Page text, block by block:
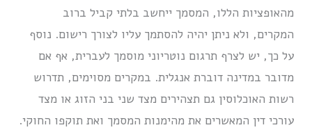
מהאופציות הללו, המסמך ייחשב בלתי קביל ברוב
המקרים, ולא ניתן יהיה להסתמך עליו לצורך רישום. נוסף
על כך, יש לצרף תרגום נוטריוני מוסמך לעברית, אף אם
מדובר במדינה דוברת אנגלית. במקרים מסוימים, תדרוש
רשות האוכלוסין גם תצהירים מצד שני בני הזוג או מצד
עורכי דין המאשרים את מהימנות המסמך ואת תוקפו החוקי.